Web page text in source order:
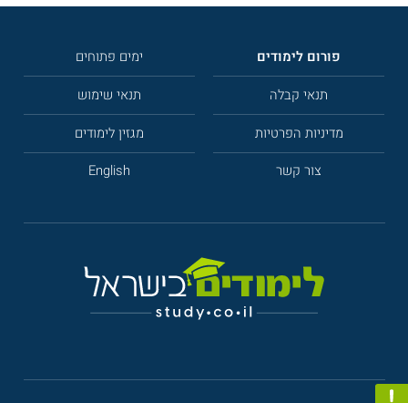
פורום לימודים
ימים פתוחים
תנאי קבלה
תנאי שימוש
מדיניות הפרטיות
מגזין לימודים
צור קשר
English